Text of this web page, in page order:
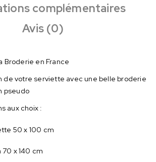
complémentaires
Avis (0)
Broderie en France
de votre serviette avec une belle broderie
pseudo
aux choix :
50 x 100 cm
x 140 cm